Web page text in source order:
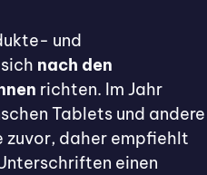
und
nach den
richten. Im Jahr
Tablets und andere
zuvor, daher empfiehlt
einen